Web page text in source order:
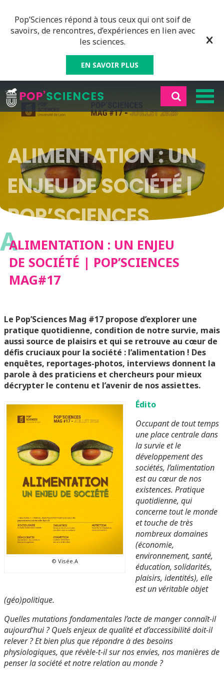
Pop’Sciences répond à tous ceux qui ont soif de
savoirs, de rencontres, d’expériences en lien avec
les sciences.
EN SAVOIR PLUS
ALIMENTATION : UN
ENJEU DE SOCIÉTÉ |
POP’SCIENCES
MAG#17
AALIMENTATION : UN ENJEU
DE SOCIÉTÉ | POP’SCIENCES
MAG#17
Le Pop’Sciences Mag #17 propose d’explorer une
pratique quotidienne, condition de notre survie, mais
aussi source de plaisirs et qui se retrouve au cœur de
défis cruciaux pour la société : l’alimentation ! Des
enquêtes, reportages-photos, interviews donnent la
parole à des praticiens et chercheurs pour mieux
décrypter le contenu et l’avenir de nos assiettes.
© Visée.A
Édito
Occupant de tout temps
une place centrale dans
la survie et le
développement des
sociétés, l’alimentation
est au cœur de nos
existences. Pratique
quotidienne, qui
concerne tout le monde
et touche de très
nombreux domaines
(économie,
environnement, santé,
éducation, solidarités,
plaisirs, identités), elle
est un véritable objet
(géo)politique.
Quelles mutations fondamentales l’acte de manger connaît-il
aujourd’hui ? Quels enjeux de qualité etd’accessibilité doit-il
relever ? Et bien plus que répondre à des besoins
physiologiques, que révèle-t-il surnos envies, nos manières de
penser la société et notre relation au monde ?